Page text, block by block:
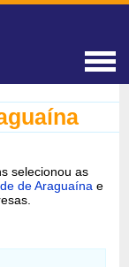
selecionou as
de Araguaína e